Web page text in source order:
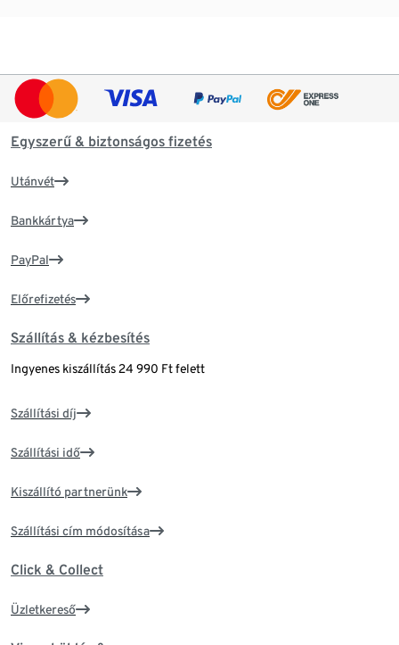
Egyszerű & biztonságos fizetés
Utánvét
Bankkártya
PayPal
Előrefizetés
Szállítás & kézbesítés
Ingyenes kiszállítás 24 990 Ft felett
Szállítási díj
Szállítási idő
Kiszállító partnerünk
Szállítási cím módosítása
Click & Collect
Üzletkereső